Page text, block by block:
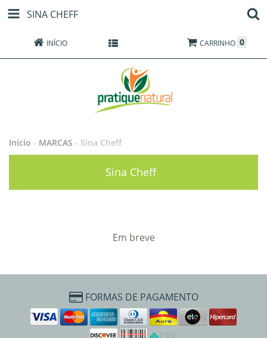
SINA CHEFF
INÍCIO CARRINHO 0
Início - MARCAS - Sina Cheff
Sina Cheff
Em breve
FORMAS DE PAGAMENTO